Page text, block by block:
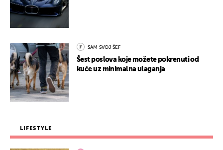
SAM SVOJ ŠEF
Šest poslova koje možete pokrenuti od
kuće uz minimalna ulaganja
LIFESTYLE